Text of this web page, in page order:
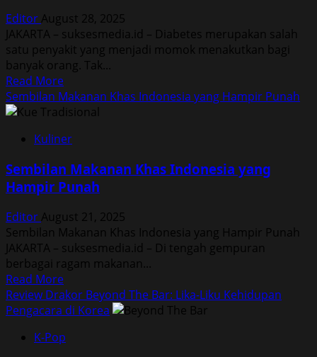
Akibat
Depresi
Sosial
Editor August 28, 2025
JAKARTA – suksesmedia.id – Diabetes merupakan salah
satu penyakit yang menjadi momok menakutkan bagi
banyak orang. Tak...
Read MoreRead
more
about
Manfaat
Hidup
Aktif
Diabetes
Sembilan Makanan Khas Indonesia yang Hampir Punah
Kuliner
Sembilan Makanan Khas Indonesia yang
Hampir Punah
Editor August 21, 2025
Sembilan Makanan Khas Indonesia yang Hampir Punah
JAKARTA – suksesmedia.id – Di tengah gempuran
berbagai ragam makanan...
Read MoreRead
more
about
Makanan
Review Drakor Beyond The Bar: Lika-Liku Kehidupan
Pengacara di Korea
K-Pop